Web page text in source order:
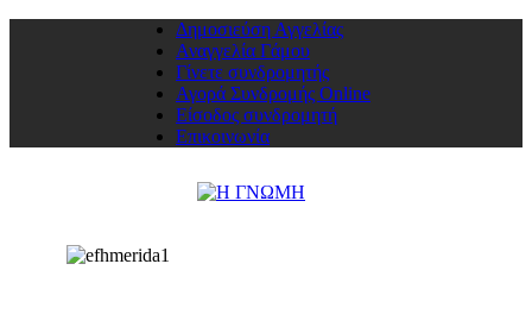
Δημοσιεύση Αγγελίας
Αναγγελία Γάμου
Γίνετε συνδρομητής
Αγορά Συνδρομής Online
Είσοδος συνδρομητή
Επικοινωνία